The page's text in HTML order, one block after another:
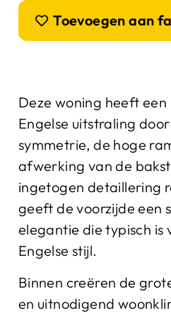
Toevoegen aan
Deze woning heeft
Engelse uitstraling
symmetrie, de hoge
afwerking van de
ingetogen detaillering
geeft de voorzijde een
elegantie die typisch is
Engelse stijl.
Binnen creëren de
en uitnodigend